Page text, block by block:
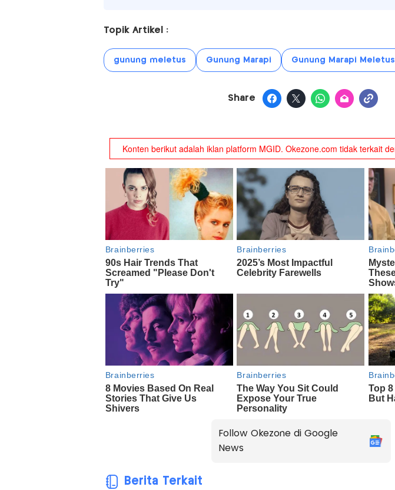
Topik Artikel :
gunung meletus Gunung Marapi Gunung Marapi Meletus
Share
Follow Okezone di Google
News
Berita Terkait